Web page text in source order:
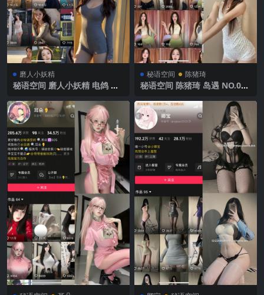
磨人小妖精
秘语空间 磨人小妖精 电鸽 N
完整版
秘语空间 陈猪琦
秘语空间 陈猪琦 岛遇 NO.001
版